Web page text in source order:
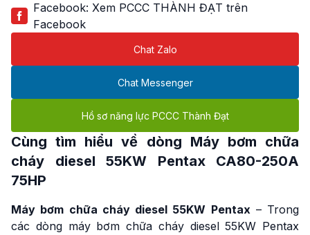
Facebook: Xem PCCC THÀNH ĐẠT trên
Facebook
Chat Zalo
Chat Messenger
Hồ sơ năng lực PCCC Thành Đạt
Cùng tìm hiểu về dòng Máy bơm chữa
cháy diesel 55KW Pentax CA80-250A
75HP
Máy bơm chữa cháy diesel 55KW Pentax– Trong
các dòng máy bơm chữa cháy diesel 55KW Pentax